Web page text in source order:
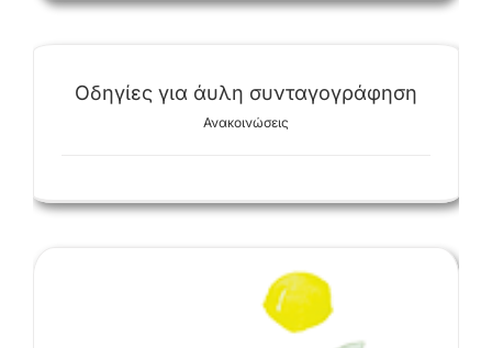
Οδηγίες για άυλη συνταγογράφηση
Ανακοινώσεις